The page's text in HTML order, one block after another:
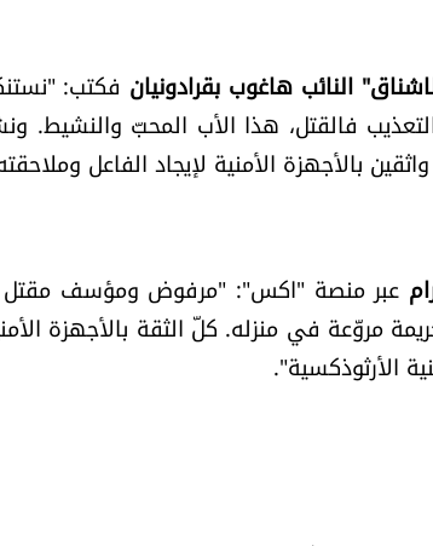
النائب هاغوب بقرادونيان فكتب:
فالقتل، هذا الأب المحبّ والنشيط.
بالأجهزة الأمنية لإيجاد الفاعل
عبر منصة "اكس": "مرفوض ومؤسف مقتل
مروّعة في منزله. كلّ الثقة بالأجهزة
الأرثوذكسية".